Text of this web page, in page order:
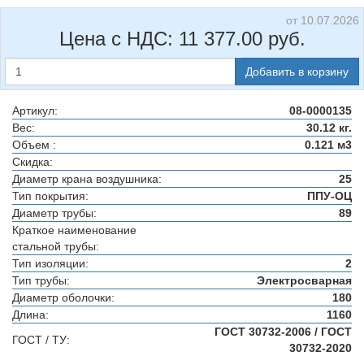
от 10.07.2026
Цена с НДС: 11 377.00руб.
Добавить в корзину
Артикул:
08-0000135
Вес:
30.12 кг.
Объем :
0.121 м3
Скидка:
Диаметр крана воздушника:
25
Тип покрытия:
ППУ-ОЦ
Диаметр трубы:
89
Краткое наименование
стальной трубы:
Тип изоляции:
2
Тип трубы:
Электросварная
Диаметр оболочки:
180
Длина:
1160
ГОСТ / ТУ:
ГОСТ 30732-2006 / ГОСТ
30732-2020